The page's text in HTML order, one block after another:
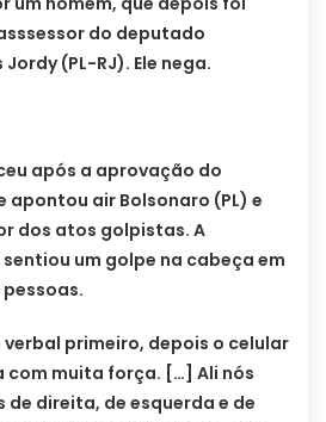
do deputado
(PL-RJ). Ele nega.
após a aprovação do
apontou air Bolsonaro (PL) e
dos atos golpistas. A
um golpe na cabeça em
verbal primeiro, depois o celular
com muita força. […] Ali nós
direita, de esquerda e de